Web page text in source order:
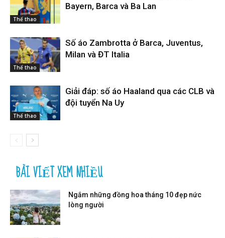
Thể thao
Bayern, Barca và Ba Lan
Thể thao
Số áo Zambrotta ở Barca, Juventus,
Milan và ĐT Italia
Thể thao
Giải đáp: số áo Haaland qua các CLB và
đội tuyển Na Uy
BÀI VIẾT XEM NHIỀU
Ngắm những đồng hoa tháng 10 đẹp nức
lòng người